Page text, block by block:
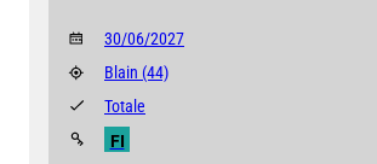
30/06/2027
Blain (44)
FI
Totale